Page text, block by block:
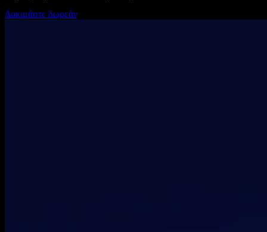
Δοκιμάστε δωρεάν